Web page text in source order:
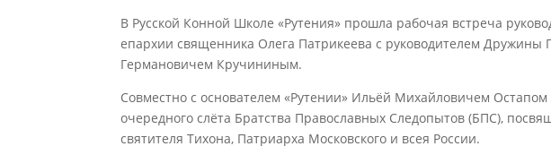
В Русской Конной Школе «Рутения» прошла рабочая встреча
епархии священника Олега Патрикеева с руководителем Дружины
Германовичем Кручининым.
Совместно с основателем «Рутении» Ильёй Михайловичем
очередного слёта Братства Православных Следопытов (БПС),
святителя Тихона, Патриарха Московского и всея России.